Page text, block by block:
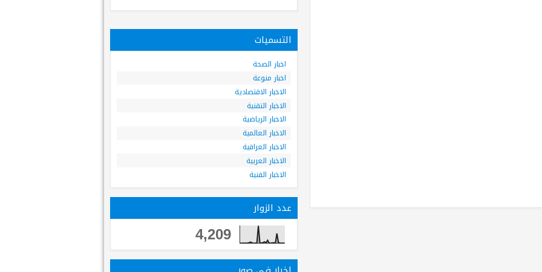
التسميات
اخبار الصحة
اخبار منوعة
الاخبار الاقتصادية
الاخبار التقنية
الاخبار الرياضية
الاخبار العالمية
الاخبار العراقية
الاخبار العربية
الاخبار الفنية
عدد الزوار
4,209